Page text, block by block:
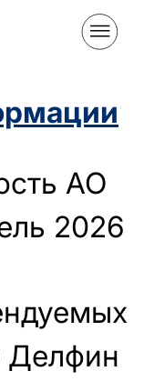
АО
2026
Делфин